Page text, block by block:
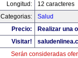
Longitud:
12 caracteres
Categorias:
Salud
Precio:
Realizar una
Visitar!
Serán consideradas